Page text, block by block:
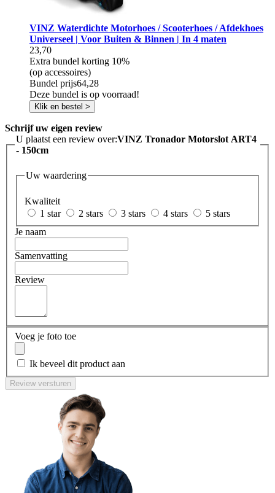
VINZ Waterdichte Motorhoes / Scooterhoes / Afdekhoes
Universeel | Voor Buiten & Binnen | In 4 maten
23,70
Extra bundel korting 10%
(op accessoires)
Bundel prijs64,28
Deze bundel is op voorraad!
Klik en bestel >
Schrijf uw eigen review
U plaatst een review over:VINZ Tronador Motorslot ART4
- 150cm
Uw waardering
Kwaliteit
1 star
2 stars 3 stars 4 stars
5 stars
Je naam
Samenvatting
Review
Voeg je foto toe
Ik beveel dit product aan
Review versturen